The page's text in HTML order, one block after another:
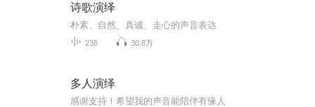
诗歌演绎
朴素、自然、真诚、走心的声音表达
238 30.8万
多人演绎
感谢支持！希望我的声音能陪伴有缘人